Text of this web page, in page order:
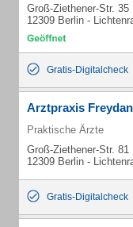
Groß-Ziethener-Str. 35
12309 Berlin -
Gratis-Digitalcheck
Arztpraxis
Praktische Ärzte
Groß-Ziethener-Str. 81
12309 Berlin -
Gratis-Digitalcheck